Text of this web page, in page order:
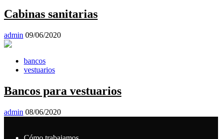
Cabinas sanitarias
admin 09/06/2020
bancos
vestuarios
Bancos para vestuarios
admin 08/06/2020